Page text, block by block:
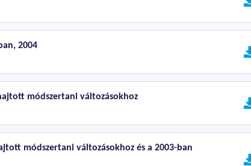
2004
módszertani változásokhoz
módszertani változásokhoz és a 2003-ban